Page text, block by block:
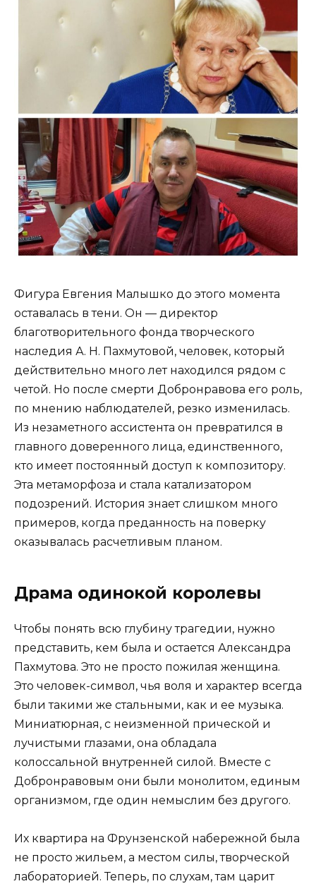
Фигура Евгения Малышко до этого момента
оставалась в тени. Он — директор
благотворительного фонда творческого
наследия А. Н. Пахмутовой, человек, который
действительно много лет находился рядом с
четой. Но после смерти Добронравова его роль,
по мнению наблюдателей, резко изменилась.
Из незаметного ассистента он превратился в
главного доверенного лица, единственного,
кто имеет постоянный доступ к композитору.
Эта метаморфоза и стала катализатором
подозрений. История знает слишком много
примеров, когда преданность на поверку
оказывалась расчетливым планом.
Драма одинокой королевы
Чтобы понять всю глубину трагедии, нужно
представить, кем была и остается Александра
Пахмутова. Это не просто пожилая женщина.
Это человек-символ, чья воля и характер всегда
были такими же стальными, как и ее музыка.
Миниатюрная, с неизменной прической и
лучистыми глазами, она обладала
колоссальной внутренней силой. Вместе с
Добронравовым они были монолитом, единым
организмом, где один немыслим без другого.
Их квартира на Фрунзенской набережной была
не просто жильем, а местом силы, творческой
лабораторией. Теперь, по слухам, там царит